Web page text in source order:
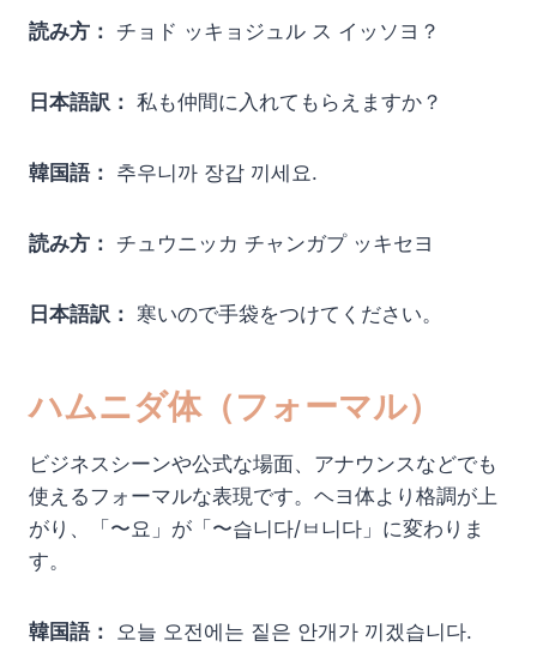
読み方： チョド ッキョジュル ス イッソヨ？
日本語訳： 私も仲間に入れてもらえますか？
韓国語： 추우니까 장갑 끼세요.
読み方： チュウニッカ チャンガプ ッキセヨ
日本語訳： 寒いので手袋をつけてください。
ハムニダ体（フォーマル）
ビジネスシーンや公式な場面、アナウンスなどでも
使えるフォーマルな表現です。ヘヨ体より格調が上
がり、「〜요」が「〜습니다/ㅂ니다」に変わりま
す。
韓国語： 오늘 오전에는 짙은 안개가 끼겠습니다.